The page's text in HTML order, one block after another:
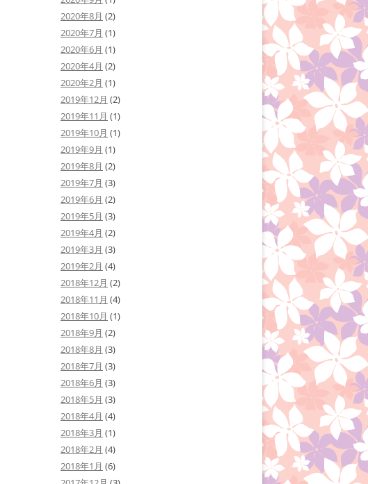
2020年8月 (2)
2020年7月 (1)
2020年6月 (1)
2020年4月 (2)
2020年2月 (1)
2019年12月 (2)
2019年11月 (1)
2019年10月 (1)
2019年9月 (1)
2019年8月 (2)
2019年7月 (3)
2019年6月 (2)
2019年5月 (3)
2019年4月 (2)
2019年3月 (3)
2019年2月 (4)
2018年12月 (2)
2018年11月 (4)
2018年10月 (1)
2018年9月 (2)
2018年8月 (3)
2018年7月 (3)
2018年6月 (3)
2018年5月 (3)
2018年4月 (4)
2018年3月 (1)
2018年2月 (4)
2018年1月 (6)